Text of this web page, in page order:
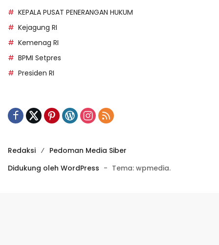
KEPALA PUSAT PENERANGAN HUKUM
Kejagung RI
Kemenag RI
BPMI Setpres
Presiden RI
Redaksi
Pedoman Media Siber
Didukung oleh WordPress - Tema: wpmedia.